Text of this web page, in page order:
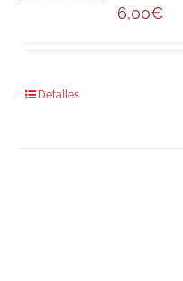
6,00€
Detalles